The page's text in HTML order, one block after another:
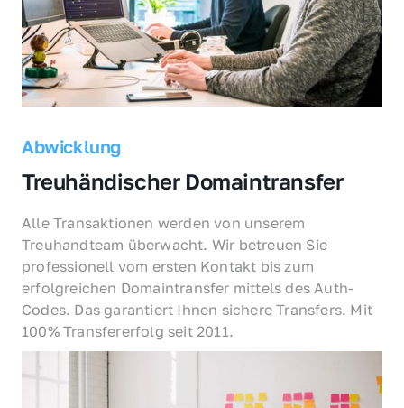
Abwicklung
Treuhändischer Domaintransfer
Alle Transaktionen werden von unserem
Treuhandteam überwacht. Wir betreuen Sie
professionell vom ersten Kontakt bis zum
erfolgreichen Domaintransfer mittels des Auth-
Codes. Das garantiert Ihnen sichere Transfers. Mit
100% Transfererfolg seit 2011.